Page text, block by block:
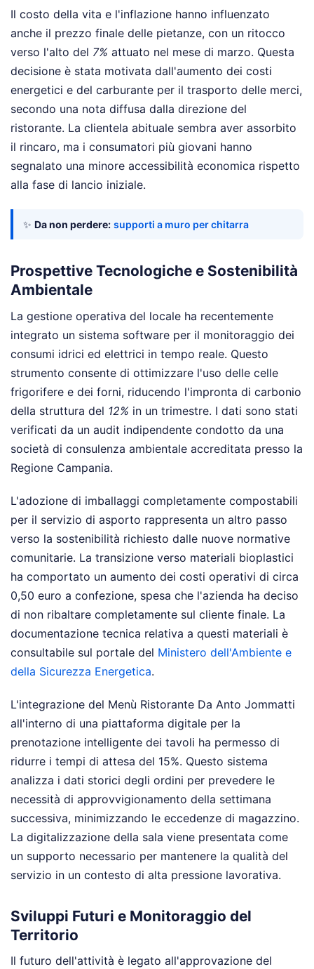
Il costo della vita e l'inflazione hanno influenzato
anche il prezzo finale delle pietanze, con un ritocco
verso l'alto del 7% attuato nel mese di marzo. Questa
decisione è stata motivata dall'aumento dei costi
energetici e del carburante per il trasporto delle merci,
secondo una nota diffusa dalla direzione del
ristorante. La clientela abituale sembra aver assorbito
il rincaro, ma i consumatori più giovani hanno
segnalato una minore accessibilità economica rispetto
alla fase di lancio iniziale.
✨ Da non perdere: supporti a muro per chitarra
Prospettive Tecnologiche e Sostenibilità
Ambientale
La gestione operativa del locale ha recentemente
integrato un sistema software per il monitoraggio dei
consumi idrici ed elettrici in tempo reale. Questo
strumento consente di ottimizzare l'uso delle celle
frigorifere e dei forni, riducendo l'impronta di carbonio
della struttura del 12% in un trimestre. I dati sono stati
verificati da un audit indipendente condotto da una
società di consulenza ambientale accreditata presso la
Regione Campania.
L'adozione di imballaggi completamente compostabili
per il servizio di asporto rappresenta un altro passo
verso la sostenibilità richiesto dalle nuove normative
comunitarie. La transizione verso materiali bioplastici
ha comportato un aumento dei costi operativi di circa
0,50 euro a confezione, spesa che l'azienda ha deciso
di non ribaltare completamente sul cliente finale. La
documentazione tecnica relativa a questi materiali è
consultabile sul portale del Ministero dell'Ambiente e
della Sicurezza Energetica.
L'integrazione del Menù Ristorante Da Anto Jommatti
all'interno di una piattaforma digitale per la
prenotazione intelligente dei tavoli ha permesso di
ridurre i tempi di attesa del 15%. Questo sistema
analizza i dati storici degli ordini per prevedere le
necessità di approvvigionamento della settimana
successiva, minimizzando le eccedenze di magazzino.
La digitalizzazione della sala viene presentata come
un supporto necessario per mantenere la qualità del
servizio in un contesto di alta pressione lavorativa.
Sviluppi Futuri e Monitoraggio del
Territorio
Il futuro dell'attività è legato all'approvazione del